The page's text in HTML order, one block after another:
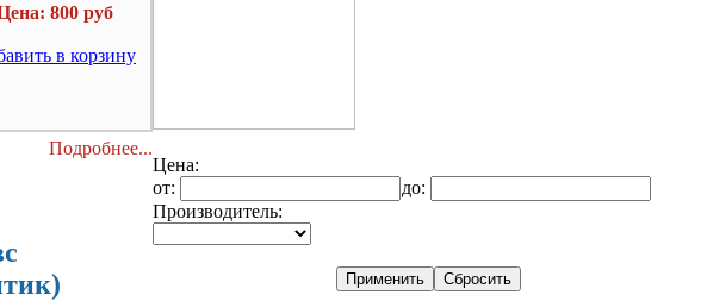
800 руб
в корзину
Подробнее...
Цена:
от:
до:
Производитель: